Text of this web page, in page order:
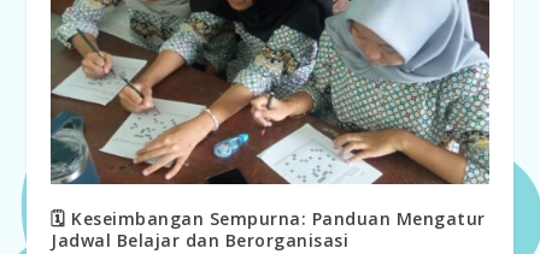
🗓️ Keseimbangan Sempurna: Panduan Mengatur
Jadwal Belajar dan Berorganisasi